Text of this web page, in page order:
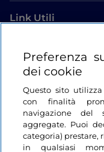
Link Utili
Login
Restiamo in contatto
Preferenza
dei cookie
Questo sito
con finalità
navigazione del
aggregate. Puoi
categoria) prestare,
in qualsiasi